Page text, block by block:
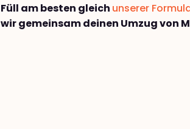
Füll am besten gleich unserer
wir gemeinsam deinen Umzug von